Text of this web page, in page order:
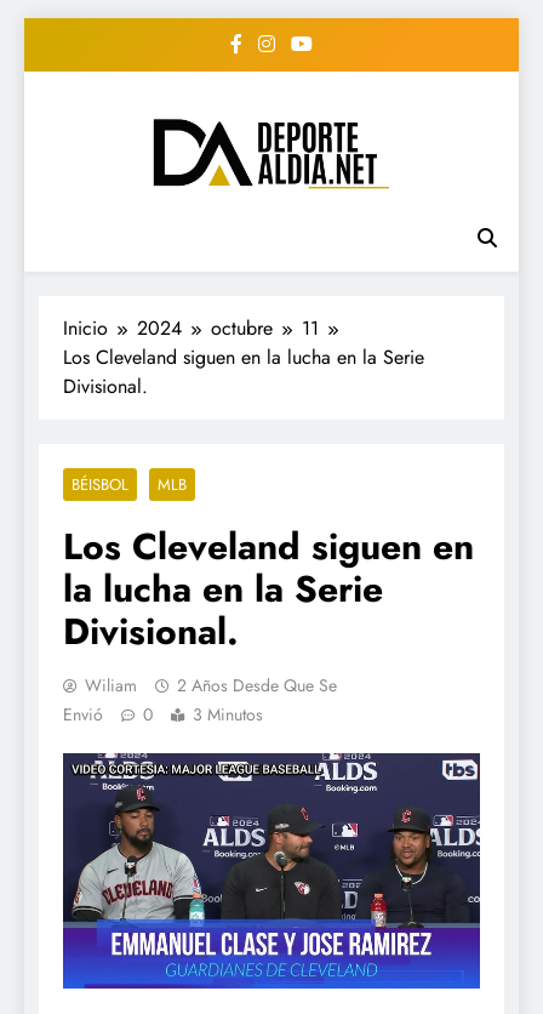
• DEPORTE AL DIA •
"Periodico Deportivo
Digital"
#deportealdiard #deportealdiaperiodico
Inicio 2024 octubre
11
Los Cleveland siguen en la lucha en la Serie
Divisional.
BÉISBOL MLB
Los Cleveland siguen en
la lucha en la Serie
Divisional.
Wiliam
2 Años Desde Que Se
Envió
0 3 Minutos